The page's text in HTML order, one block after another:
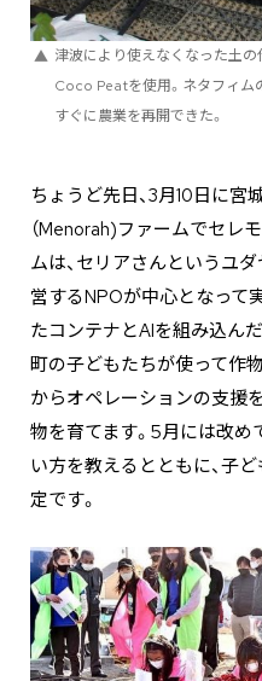
津波により使えなくなった土
Coco Peatを使用。ネタフィム
すぐに農業を再開できた。
ちょうど先日、3月10日に宮
（Menorah)ファームでセレ
ムは、セリアさんというユ
営するNPOが中心となって
たコンテナとAIを組み込ん
町の子どもたちが使って作
からオペレーションの支援
物を育てます。5月には改め
い方を教えるとともに、子
定です。